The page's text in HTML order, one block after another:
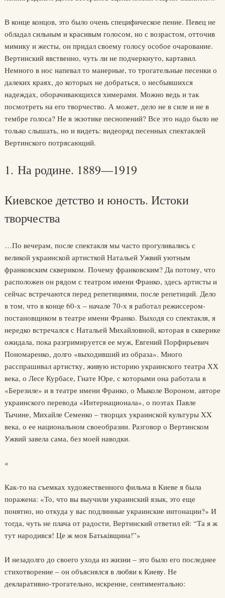
В конце концов, это было очень специфическое пение. Певец не
обладал сильным и красивым голосом, но с возрастом, отточив
мимику и жесты, он придал своему голосу особое очарование.
Вертинский явственно, чуть ли не подчеркнуто, картавил.
Немного в нос напевал то манерные, то трогательные песенки о
далеких краях, до которых не добраться, о несбывшихся
надеждах, оборачивающихся химерами. Можно ведь и так
посмотреть на его творчество. А может, дело не в силе и не в
тембре голоса? Не в экзотике песнопений? Все это надо было не
только слышать, но и видеть: видеоряд песенных спектаклей
Вертинского потрясающий.
1. На родине. 1889—1919
Киевское детство и юность. Истоки
творчества
…По вечерам, после спектакля мы часто прогуливались с
великой украинской артисткой Натальей Ужвий уютным
франковским сквериком. Почему франковским? Да потому, что
расположен он рядом с театром имени Франко, здесь артисты и
сейчас встречаются перед репетициями, после репетиций. Дело
в том, что в конце 60-х – начале 70-х я работал режиссером-
постановщиком в театре имени Франко. Выходя со спектакля, я
нередко встречался с Натальей Михайловной, которая в скверике
ожидала, пока разгримируется ее муж, Евгений Порфирьевич
Пономаренко, долго «выходивший из образа». Много
расспрашивал артистку, живую историю украинского театра ХХ
века, о Лесе Курбасе, Гнате Юре, с которыми она работала в
«Березиле» и в театре имени Франко, о Мыколе Вороном, авторе
украинского перевода «Интернационала», о поэтах Павле
Тычине, Михайле Семенко – творцах украинской культуры XX
века, о ее национальном своеобразии. Разговор о Вертинском
Ужвий завела сама, без моей наводки.
«
Как-то на съемках художественного фильма в Киеве я была
поражена: «То, что вы выучили украинский язык, это еще
понятно, но откуда у вас подлинные украинские интонации?» И
тогда, чуть не плача от радости, Вертинский ответил ей: “Та я ж
тут народився! Це ж моя Батьківщина!”»
И незадолго до своего ухода из жизни – это было его последнее
стихотворение – он объяснялся в любви к Киеву. Не
декларативно-трогательно, искренне, сентиментально: